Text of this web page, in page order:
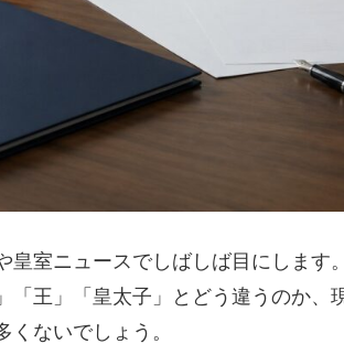
皇室ニュースでしばしば目にします
「王」「皇太子」とどう違うのか、
ないでしょう。